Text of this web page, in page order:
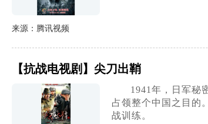
来源：腾讯视频
【抗战电视剧】尖刀出鞘
1941年，日军秘
占领整个中国之目的
战训练。